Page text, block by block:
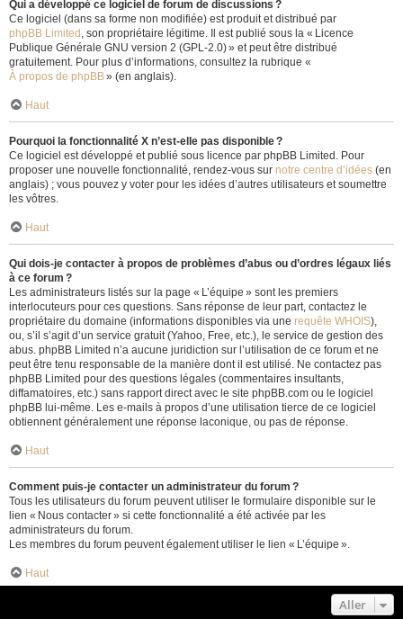
Qui a développé ce logiciel de forum de discussions ?
Ce logiciel (dans sa forme non modifiée) est produit et distribué par
phpBB Limited , son propriétaire légitime. Il est publié sous la « Licence
Publique Générale GNU version 2 (GPL-2.0) » et peut être distribué
gratuitement. Pour plus d’informations, consultez la rubrique «
À propos de phpBB» (en anglais).
Haut
Pourquoi la fonctionnalité X n’est-elle pas disponible ?
Ce logiciel est développé et publié sous licence par phpBB Limited. Pour
proposer une nouvelle fonctionnalité, rendez-vous sur notre centre d’idées (en
anglais) ; vous pouvez y voter pour les idées d’autres utilisateurs et soumettre
les vôtres.
Haut
Qui dois-je contacter à propos de problèmes d’abus ou d’ordres légaux liés
à ce forum ?
Les administrateurs listés sur la page « L’équipe » sont les premiers
interlocuteurs pour ces questions. Sans réponse de leur part, contactez le
propriétaire du domaine (informations disponibles via une requête WHOIS),
ou, s’il s’agit d’un service gratuit (Yahoo, Free, etc.), le service de gestion des
abus. phpBB Limited n’a aucune juridiction sur l’utilisation de ce forum et ne
peut être tenu responsable de la manière dont il est utilisé. Ne contactez pas
phpBB Limited pour des questions légales (commentaires insultants,
diffamatoires, etc.) sans rapport direct avec le site phpBB.com ou le logiciel
phpBB lui-même. Les e-mails à propos d’une utilisation tierce de ce logiciel
obtiennent généralement une réponse laconique, ou pas de réponse.
Haut
Comment puis-je contacter un administrateur du forum ?
Tous les utilisateurs du forum peuvent utiliser le formulaire disponible sur le
lien « Nous contacter » si cette fonctionnalité a été activée par les
administrateurs du forum.
Les membres du forum peuvent également utiliser le lien « L’équipe ».
Haut
Aller